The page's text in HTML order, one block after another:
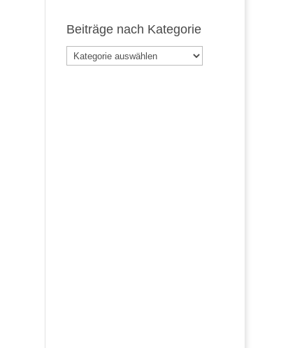
Beiträge nach Kategorie
Beiträge
nach